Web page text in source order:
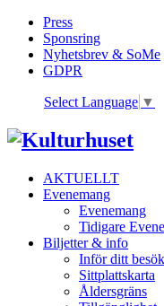
Press
Sponsring
Nyhetsbrev & SoMe
GDPR
Select Language ▼
AKTUELLT
Evenemang
Evenemang
Tidigare
Biljetter & info
Inför ditt besök
Sittplattskarta
Åldersgräns